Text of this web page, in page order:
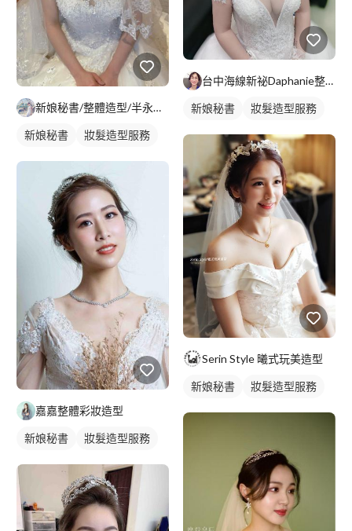
新娘秘書/整體造型/半永久 Penny
新娘秘書 妝髮造型服務
嘉嘉整體彩妝造型
新娘秘書 妝髮造型服務
台中海線新祕Daphanie整體彩妝造型師
新娘秘書 妝髮造型服務
Serin Style 曦式玩美造型
新娘秘書 妝髮造型服務